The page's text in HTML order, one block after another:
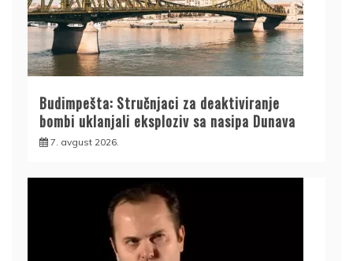
Budimpešta: Stručnjaci za deaktiviranje
bombi uklanjali eksploziv sa nasipa Dunava
7. avgust 2026.